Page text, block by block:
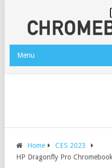
Menu
Home
CES 2023
HP Dragonfly Pro